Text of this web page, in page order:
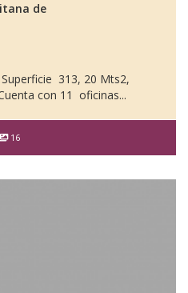
de
313, 20 Mts2,
con 11 oficinas...
16